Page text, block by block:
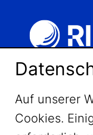
Auf unserer
Cookies.